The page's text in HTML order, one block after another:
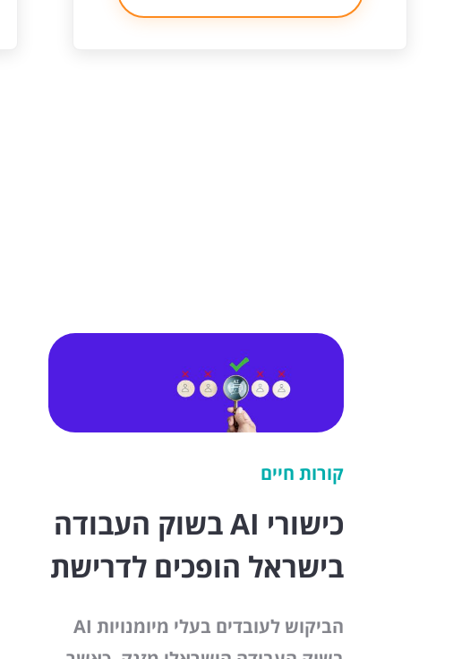
קורות חיים
כישורי AI בשוק העבודה
בישראל הופכים לדרישת
הביקוש לעובדים בעלי מיומנויות AI